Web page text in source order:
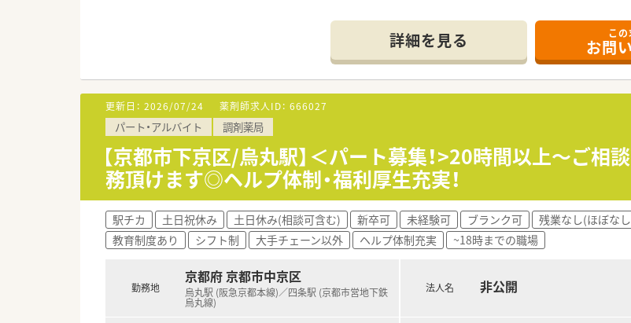
■二条駅から徒歩5分とアクセスが良好なため、地下鉄やJR、市バスなど多様な交
■現在はパート薬剤師と事務員1名の体制ですが、落ち着いた枚数のため一人ひと
■事務員の方が薬剤師資格をお持ちのため、忙しい時にはヘルプに入れる実質2
【こんな方が活躍中】
■地域に密着した薬局で、患者様との連携を大切にしながら働きたいという意欲の
■耳鼻科応需がメインのため、比較的対応しやすいです
■ブランク明けの方や60歳以上の方でも相談可能なため、これまでの経験を活か
【こんな方にオススメ】
■落ち着いた枚数の中で一人ひとりの患者様とじっくり向き合い、丁寧な服薬指
■二条駅近くの便利な立地で働きながら、プライベートも大切にできる勤務環境
詳細を見る こ
お問
更新日： 2026/07/24 薬剤師求人ID： 666027
パート・アルバイト 調剤薬局
【京都市下京区/烏丸駅】＜パート募集！>20時間以上～ご相
務頂けます◎ヘルプ体制・福利厚生充実！
駅チカ 土日祝休み 土日休み(相談可含む) 新卒可 未経験可 ブランク可 残業なし(ほぼな
教育制度あり
シフト制 大手チェーン以外 ヘルプ体制充実 ~18時までの職場
勤務地
京都府 京都市中京区
烏丸駅 (阪急京都本線)／四条駅 (京都市営地下鉄
烏丸線)
法人名 非公開